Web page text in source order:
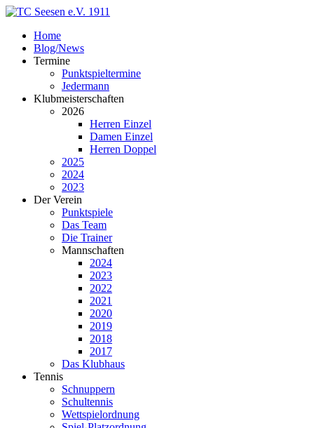
Home
Blog/News
Termine
Punktspieltermine
Jedermann
Klubmeisterschaften
2026
Herren Einzel
Damen Einzel
Herren Doppel
2025
2024
2023
Der Verein
Punktspiele
Das Team
Die Trainer
Mannschaften
2024
2023
2022
2021
2020
2019
2018
2017
Das Klubhaus
Tennis
Schnuppern
Schultennis
Wettspielordnung